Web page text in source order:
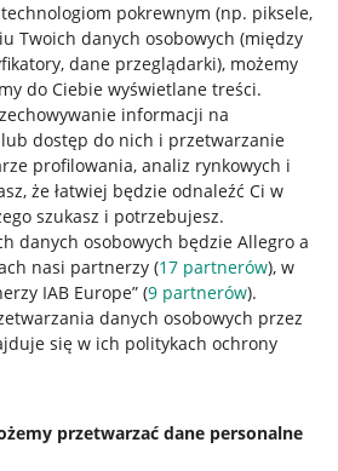
pokrewnym (np. piksele,
Twoich danych osobowych (między
dane przeglądarki), możemy
do Ciebie wyświetlane treści.
informacji na
dostęp do nich i przetwarzanie
profilowania, analiz rynkowych i
że łatwiej będzie odnaleźć Ci w
szukasz i potrzebujesz.
danych osobowych będzie Allegro a
nasi partnerzy (17 partnerów), w
IAB Europe” (9 partnerów).
danych osobowych przez
się w ich politykach ochrony
przetwarzać dane personalne